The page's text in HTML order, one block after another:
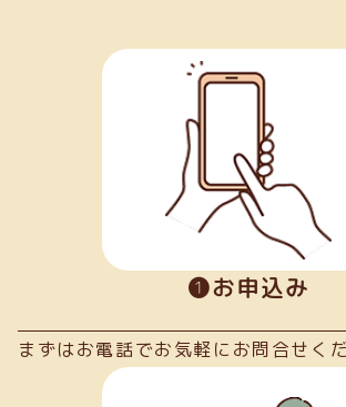
➊お申込み
まずはお電話でお気軽にお問合せくだ